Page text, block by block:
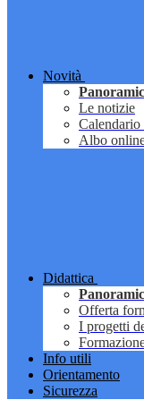
Novità
Le notizie
Calendario
Albo
Didattica
Offerta
I progetti
Info utili
Orientamento
Sicurezza